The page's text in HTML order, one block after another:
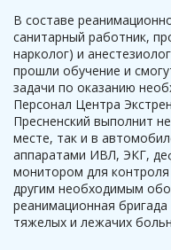
В составе
санитарный работник,
нарколог) и
прошли обучение и
задачи по оказанию
Персонал Центра
Пресненский выполнит
месте, так и в
аппаратами ИВЛ, ЭКГ,
монитором для
другим необходимым
реанимационная
тяжелых и лежачих